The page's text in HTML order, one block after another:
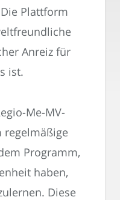
Plattform
Anreiz für
ist.
Me-MV-
regelmäßige
Programm,
haben,
Diese